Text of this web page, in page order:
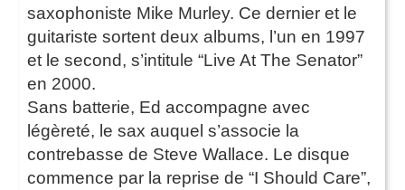
saxophoniste Mike Murley. Ce dernier et le
guitariste sortent deux albums, l’un en 1997
et le second, s’intitule “Live At The Senator”
en 2000.
Sans batterie, Ed accompagne avec
légèreté, le sax auquel s’associe la
contrebasse de Steve Wallace. Le disque
commence par la reprise de “I Should Care”,